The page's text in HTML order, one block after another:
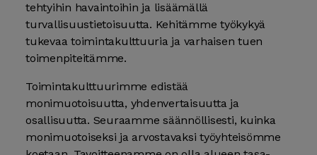
tehtyihin havaintoihin ja lisäämällä
turvallisuustietoisuutta. Kehitämme työkykyä
tukevaa toimintakulttuuria ja varhaisen tuen
toimenpiteitämme.
Toimintakulttuurimme edistää
monimuotoisuutta, yhdenvertaisuutta ja
osallisuutta. Seuraamme säännöllisesti, kuinka
monimuotoiseksi ja arvostavaksi työyhteisömme